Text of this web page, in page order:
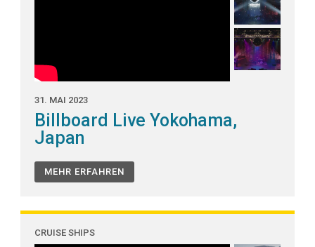
31. MAI 2023
Billboard Live Yokohama,
Japan
MEHR ERFAHREN
CRUISE SHIPS